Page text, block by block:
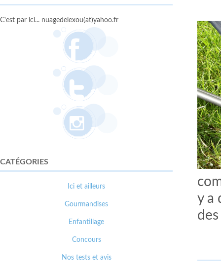
y a
C'est par ici... nuagedelexou(at)yahoo.fr
CATÉGORIES
Ici et ailleurs
Gourmandises
Enfantillage
Concours
Nos tests et avis